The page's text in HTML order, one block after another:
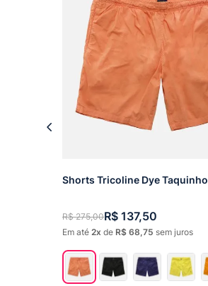
Shorts Tricoline Dye Taquinho
R$ 275,00R$ 137,50
Em até 2 de R$ 68,75 sem juros